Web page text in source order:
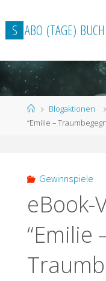
Inhalt
springen
S ABO (TAGE) BUCH
StartBlogaktionen
“Emilie –
Gewinnspiele
eBook-
“Emilie